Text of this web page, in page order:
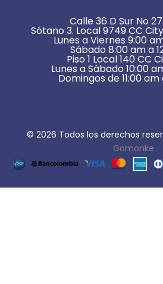
Calle 36 D Sur No
Sótano 3. Local 9749 CC
Lunes a Viernes 9:00
Sábado 8:00 am a
Piso 1 Local 140 CC
Lunes a Sábado 10:00
Domingos de 11:00
© 2026 Todos los derechos
Gomonke